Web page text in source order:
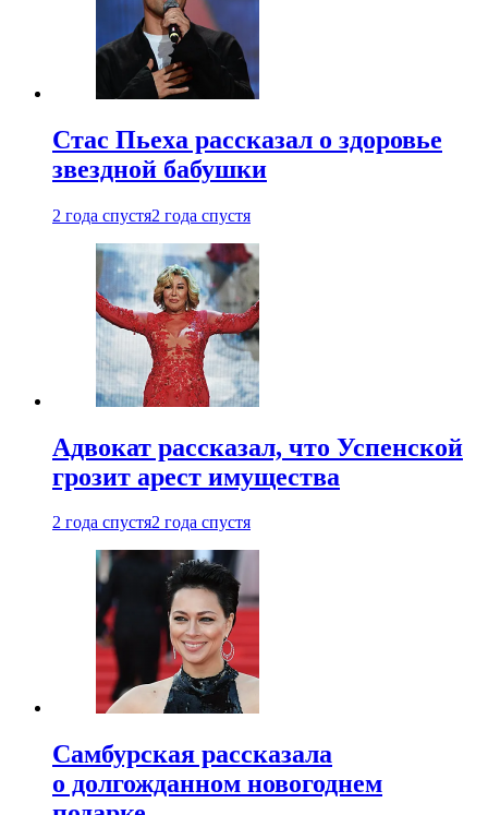
Стас Пьеха рассказал о здоровье
звездной бабушки
2 года спустя2 года спустя
Адвокат рассказал, что Успенской
грозит арест имущества
2 года спустя2 года спустя
Самбурская рассказала
о долгожданном новогоднем